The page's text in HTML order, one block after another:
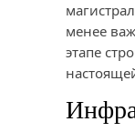
менее
этапе